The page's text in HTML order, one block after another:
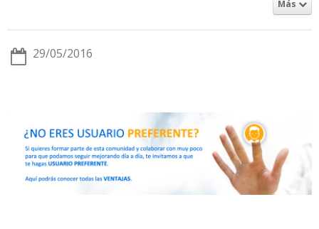
Más
29/05/2016